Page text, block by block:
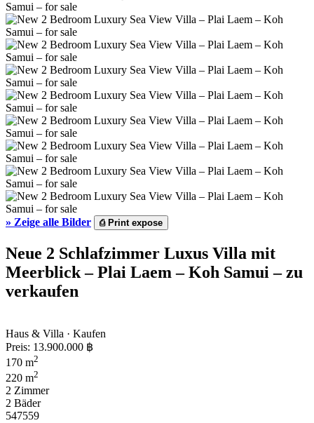
» Zeige alle Bilder ⎙Print expose
Neue 2 Schlafzimmer Luxus Villa mit
Meerblick – Plai Laem – Koh Samui – zu
verkaufen
Haus & Villa · Kaufen
Preis: 13.900.000 ฿
170 m2
220 m2
2 Zimmer
2 Bäder
547559